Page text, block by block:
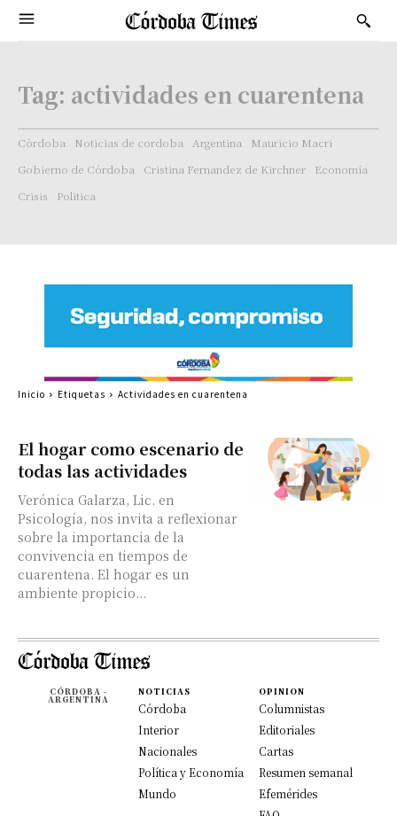
Tag: actividades en cuarentena
Córdoba Noticias de cordoba Argentina
Mauricio Macri
Gobierno de Córdoba
Cristina Fernandez de Kirchner
Economía
Crisis
Politica
El hogar como escenario de
todas las actividades
Verónica Galarza, Lic. en
Psicología, nos invita a reflexionar
sobre la importancia de la
convivencia en tiempos de
cuarentena. El hogar es un
ambiente propicio...
Inicio Etiquetas Actividades en cuarentena
CÓRDOBA -
ARGENTINA
NOTICIAS
Córdoba
Interior
Nacionales
Política y Economía
Mundo
OPINION
Columnistas
Editoriales
Cartas
Resumen semanal
Efemérides